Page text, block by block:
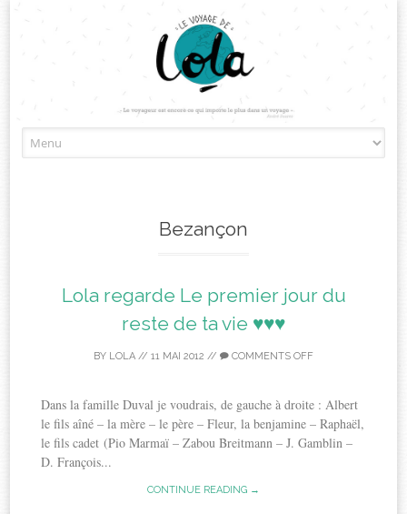
to
Bezançon
Lola regarde Le premier jour du
reste de ta vie ♥♥♥
BY LOLA // 11 MAI 2012 // COMMENTS OFF
Dans la famille Duval je voudrais, de gauche à droite : Albert
le fils aîné – la mère – le père – Fleur, la benjamine – Raphaël,
le fils cadet (Pio Marmaï – Zabou Breitmann – J. Gamblin –
D. François...
CONTINUE READING →